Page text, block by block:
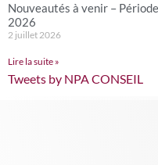
Nouveautés à venir –
2026
2 juillet 2026
Lire la suite »
Tweets by NPA CONSEIL